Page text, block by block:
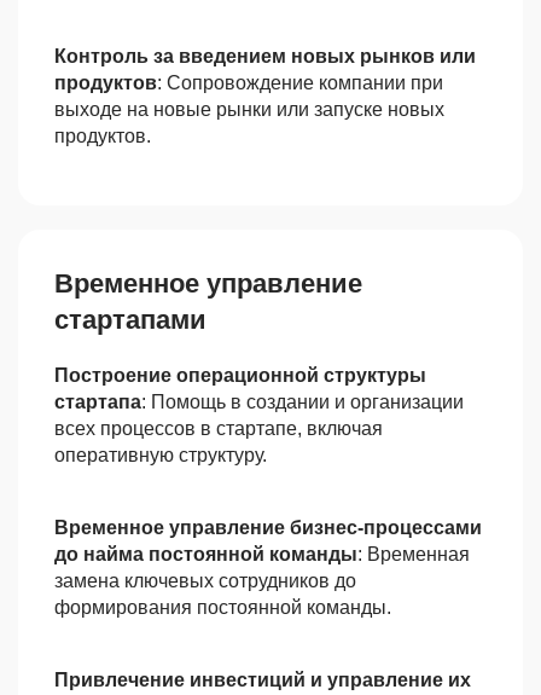
Контроль за введением новых рынков или
продуктов: Сопровождение компании при
выходе на новые рынки или запуске новых
продуктов.
Временное управление
стартапами
Построение операционной структуры
стартапа: Помощь в создании и организации
всех процессов в стартапе, включая
оперативную структуру.
Временное управление бизнес-процессами
до найма постоянной команды: Временная
замена ключевых сотрудников до
формирования постоянной команды.
Привлечение инвестиций и управление их